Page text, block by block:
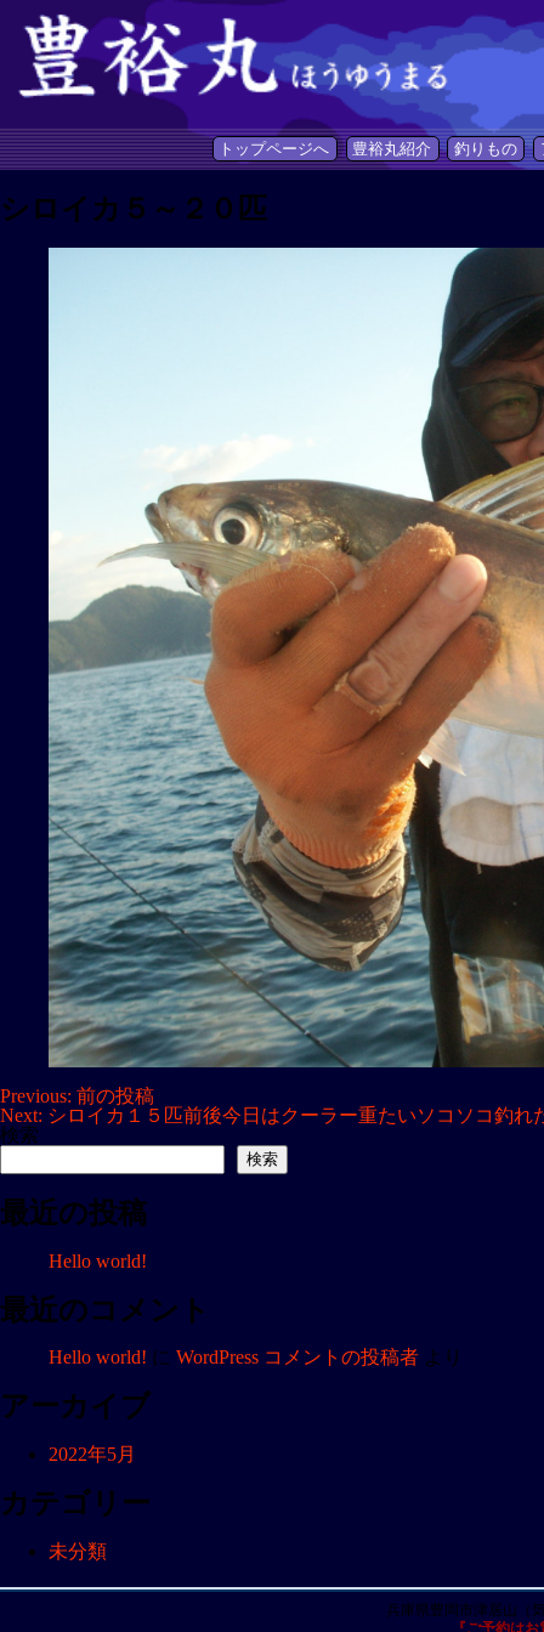
トップページへ 豊裕丸紹介 釣りもの
シロイカ５～２０匹
投
稿
ゲ
ョ
ン
Previous: 前の投稿
Next: シロイカ１５匹前後今日はクーラー重たいソコソコ釣れ
検索
検索
最近の投稿
Hello world!
最近のコメント
Hello world! に WordPress コメントの投稿者 より
アーカイブ
2022年5月
カテゴリー
未分類
兵庫県豊岡市津居山
『ご予約は